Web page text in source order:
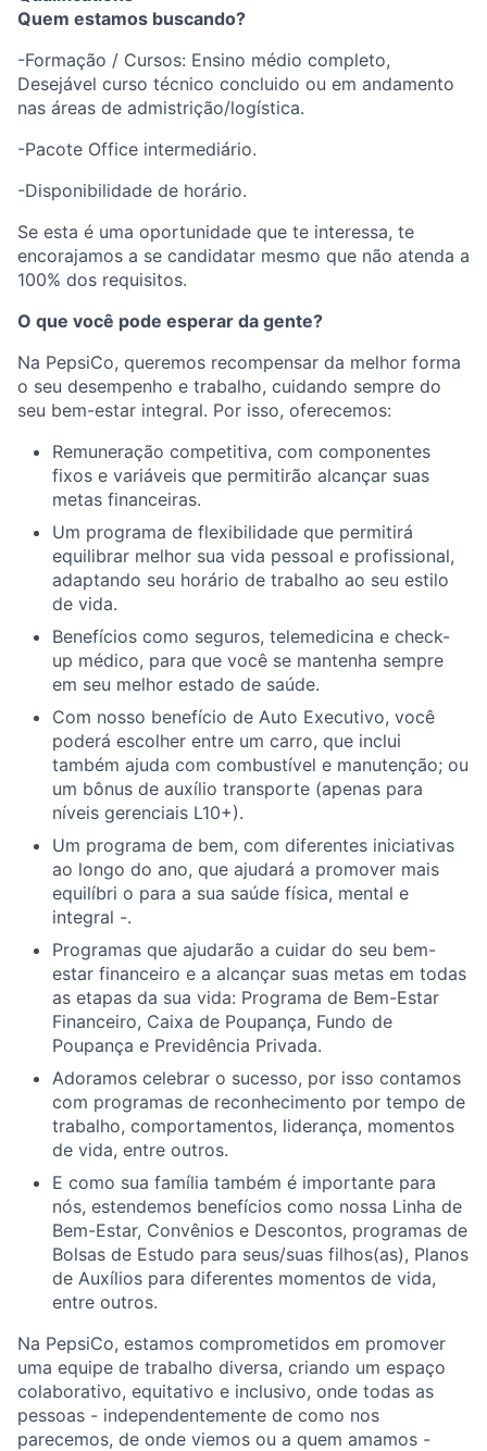
Quem estamos buscando?
-Formação / Cursos: Ensino médio completo,
Desejável curso técnico concluido ou em andamento
nas áreas de admistrição/logística.
-Pacote Office intermediário.
-Disponibilidade de horário.
Se esta é uma oportunidade que te interessa, te
encorajamos a se candidatar mesmo que não atenda a
100% dos requisitos.
O que você pode esperar da gente?
Na PepsiCo, queremos recompensar da melhor forma
o seu desempenho e trabalho, cuidando sempre do
seu bem-estar integral. Por isso, oferecemos:
Remuneração competitiva, com componentes
fixos e variáveis que permitirão alcançar suas
metas financeiras.
Um programa de flexibilidade que permitirá
equilibrar melhor sua vida pessoal e profissional,
adaptando seu horário de trabalho ao seu estilo
de vida.
Benefícios como seguros, telemedicina e check-
up médico, para que você se mantenha sempre
em seu melhor estado de saúde.
Com nosso benefício de Auto Executivo, você
poderá escolher entre um carro, que inclui
também ajuda com combustível e manutenção; ou
um bônus de auxílio transporte (apenas para
níveis gerenciais L10+).
Um programa de bem, com diferentes iniciativas
ao longo do ano, que ajudará a promover mais
equilíbri o para a sua saúde física, mental e
integral -.
Programas que ajudarão a cuidar do seu bem-
estar financeiro e a alcançar suas metas em todas
as etapas da sua vida: Programa de Bem-Estar
Financeiro, Caixa de Poupança, Fundo de
Poupança e Previdência Privada.
Adoramos celebrar o sucesso, por isso contamos
com programas de reconhecimento por tempo de
trabalho, comportamentos, liderança, momentos
de vida, entre outros.
E como sua família também é importante para
nós, estendemos benefícios como nossa Linha de
Bem-Estar, Convênios e Descontos, programas de
Bolsas de Estudo para seus/suas filhos(as), Planos
de Auxílios para diferentes momentos de vida,
entre outros.
Na PepsiCo, estamos comprometidos em promover
uma equipe de trabalho diversa, criando um espaço
colaborativo, equitativo e inclusivo, onde todas as
pessoas - independentemente de como nos
parecemos, de onde viemos ou a quem amamos -